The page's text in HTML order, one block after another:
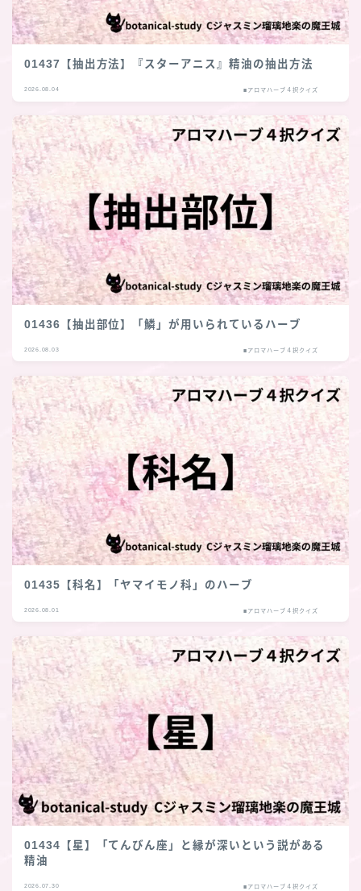
01437【抽出方法】『スターアニス』精油の抽出方法
2026.08.04 ■アロマハーブ４択クイズ
01436【抽出部位】「鱗」が用いられているハーブ
2026.08.03 ■アロマハーブ４択クイズ
01435【科名】「ヤマイモノ科」のハーブ
2026.08.01 ■アロマハーブ４択クイズ
01434【星】「てんびん座」と縁が深いという説がある
精油
2026.07.30 ■アロマハーブ４択クイズ